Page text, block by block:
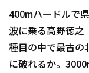
400mハードルで
波に乗る高野徳之
種目の中で最古の
に破れるか。